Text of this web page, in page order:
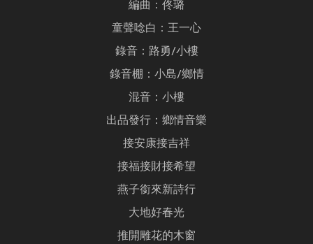
編曲：佟璐
童聲唸白：王一心
錄音：路勇/小樓
錄音棚：小島/鄉情
混音：小樓
出品發行：鄉情音樂
接安康接吉祥
接福接財接希望
燕子銜來新詩行
大地好春光
推開雕花的木窗